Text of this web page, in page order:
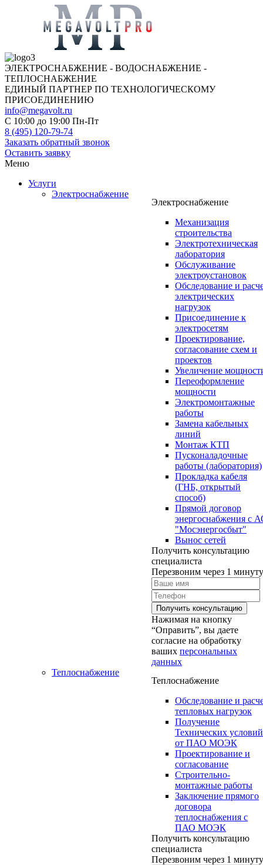
ЭЛЕКТРОСНАБЖЕНИЕ - ВОДОСНАБЖЕНИЕ -
ТЕПЛОСНАБЖЕНИЕ
ЕДИНЫЙ ПАРТНЕР ПО ТЕХНОЛОГИЧЕСКОМУ
ПРИСОЕДИНЕНИЮ
info@megavolt.ru
C 10:00 до 19:00 Пн-Пт
8 (495) 120-79-74
Заказать обратный звонок
Оставить заявку
Меню
Услуги
Электроснабжение
Электроснабжение
Механизация
строительства
Электротехническая
лаборатория
Обслуживание
электроустановок
Обследование и
электрических
нагрузок
Присоединение к
электросетям
Проектирование,
согласование схем и
проектов
Увеличение
Переоформление
мощности
Электромонтажные
работы
Замена кабельных
линий
Монтаж КТП
Пусконаладочные
работы (лаборатория)
Прокладка кабеля
(ГНБ, открытый
способ)
Прямой договор
энергоснабжения с
"Мосэнергосбыт"
Вынос сетей
Получить консультацию
специалиста
Перезвоним через 1 минуту
Нажимая на кнопку
“Оправить”, вы даете
согласие на обработку
ваших персональных
данных
Теплоснабжение
Теплоснабжение
Обследование и
тепловых нагрузок
Получение
Технических условий
от ПАО МОЭК
Проектирование и
согласование
Строительно-
монтажные работы
Заключение прямого
договора
теплоснабжения с
ПАО МОЭК
Получить консультацию
специалиста
Перезвоним через 1 минуту